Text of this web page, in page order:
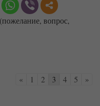
вопрос,
Навигация
« 1 2 3 4 5
»